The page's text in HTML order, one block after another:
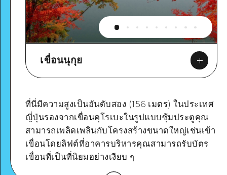
เขื่อนนุกุย
Google Maps
ที่นี่มีความสูงเป็นอันดับสอง (156 เมตร) ในประเทศ
ญี่ปุ่นรองจากเขื่อนคุโรเบะในรูปแบบซุ้มประตูคุณ
สามารถเพลิดเพลินกับโครงสร้างขนาดใหญ่เช่นเข้า
เขื่อนโดยลิฟต์ที่อาคารบริหารคุณสามารถรับบัตร
เขื่อนที่เป็นที่นิยมอย่างเงียบ ๆ